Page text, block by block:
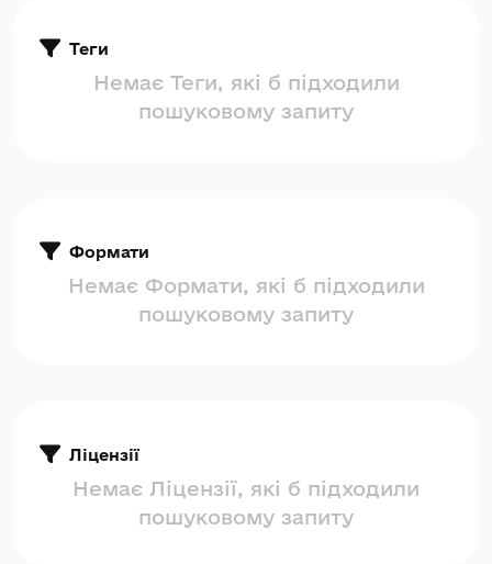
Теги
Немає Теги, які б підходили
пошуковому запиту
Формати
Немає Формати, які б підходили
пошуковому запиту
Ліцензії
Немає Ліцензії, які б підходили
пошуковому запиту